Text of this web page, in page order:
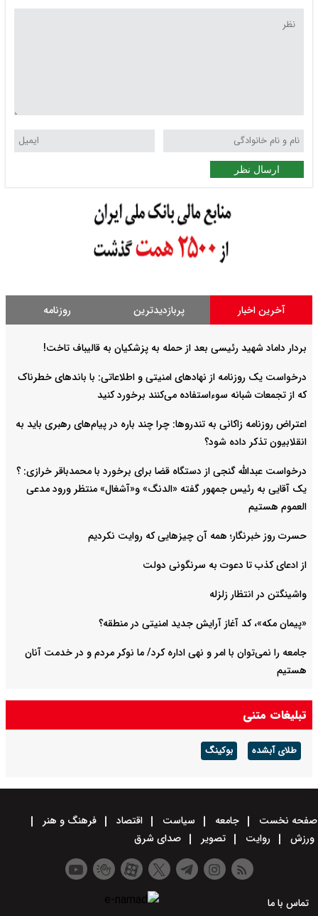
ارسال نظر
آخرین اخبار پربازدیدترین روزنامه
بردار داماد شهید رئیسی بعد از حمله به پزشکیان به قالیباف تاخت!
درخواست یک روزنامه از نهادهای امنیتی و اطلاعاتی: با باند‌های خطرناک
که از تجمعات شبانه سوءاستفاده می‌کنند برخورد کنید
اعتراض روزنامه زاکانی به تندروها‌: چرا چند باره در پیام‌های رهبری باید به
انقلابیون تذکر داده شود؟
درخواست عبدالله گنجی از دستگاه قضا برای برخورد با محمدباقر خرازی: ؟
یک آقایی به رئیس جمهور گفته «الدنگ» و«آشغال» منتظر ورود مدعی
العموم هستیم
حسرت روز خبرنگار؛ همه آن چیزهایی که روایت نکردیم
از ادعای کذب تا دعوت به سرنگونی دولت
واشینگتن در انتظار زلزله
«پیمان مکه»، کد آغاز آرایش جدید امنیتی در منطقه؟
جامعه را نمی‌توان با امر و نهی اداره کرد/ ما نوکر مردم و در خدمت آنان
هستیم
پیام عراقچی به همسایگان ایران
تبلیغات متنی
طلای آبشده بوکینگ
صفحه نخست جامعه سیاست اقتصاد
فرهنگ و هنر
ورزش
روایت تصویر صدای شرق
تماس با ما